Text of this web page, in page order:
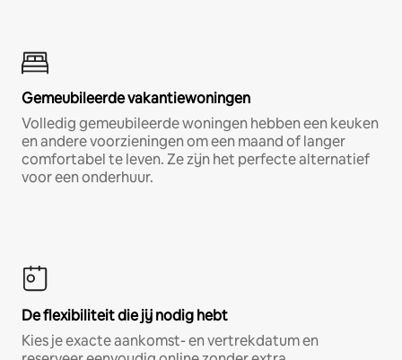
Gemeubileerde vakantiewoningen
Volledig gemeubileerde woningen hebben een keuken
en andere voorzieningen om een maand of langer
comfortabel te leven. Ze zijn het perfecte alternatief
voor een onderhuur.
De flexibiliteit die jij nodig hebt
Kies je exacte aankomst- en vertrekdatum en